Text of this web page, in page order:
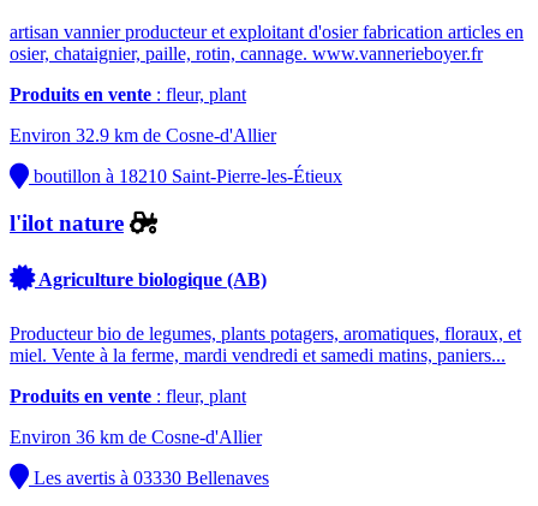
artisan vannier producteur et exploitant d'osier fabrication articles en
osier, chataignier, paille, rotin, cannage. www.vannerieboyer.fr
Produits en vente : fleur, plant
Environ 32.9 km de Cosne-d'Allier
boutillon à 18210 Saint-Pierre-les-Étieux
l'ilot nature
Agriculture biologique (AB)
Producteur bio de legumes, plants potagers, aromatiques, floraux, et
miel. Vente à la ferme, mardi vendredi et samedi matins, paniers...
Produits en vente : fleur, plant
Environ 36 km de Cosne-d'Allier
Les avertis à 03330 Bellenaves